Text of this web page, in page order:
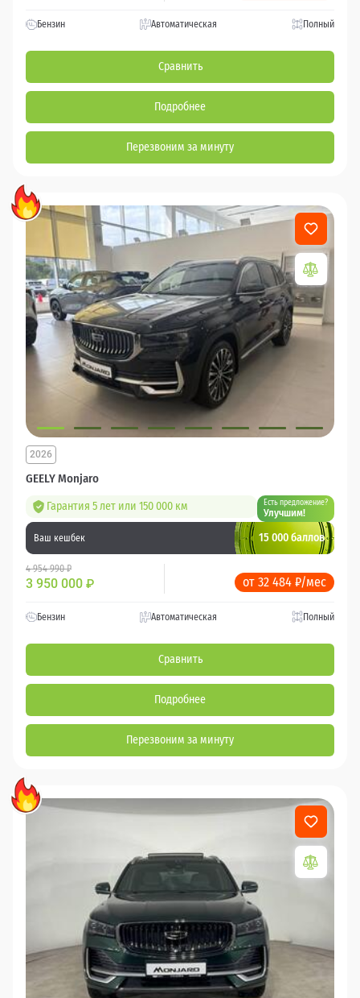
Бензин Автоматическая Полный
Сравнить
Подробнее
Перезвоним за минуту
GEELY Monjaro
2026
Гарантия 5 лет или 150 000 км Есть предложение?
Улучшим!
Ваш кешбек 15 000 баллов
4 954 990 ₽
3 950 000 ₽ от 32 484 ₽/мес
Бензин Автоматическая Полный
Сравнить
Подробнее
Перезвоним за минуту